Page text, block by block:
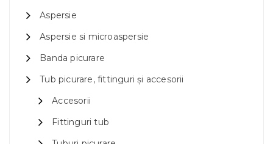
Aspersie
Aspersie si microaspersie
Banda picurare
Tub picurare, fittinguri și accesorii
Accesorii
Fittinguri tub